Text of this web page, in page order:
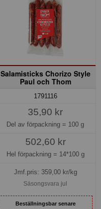
Salamisticks Chorizo Style
Paul och Thom
1791116
35,90 kr
Del av förpackning = 100 g
502,60 kr
Hel förpackning = 14*100 g
Jmf.pris: 359,00kr/kg
Säsongsvara jul
Beställningsbar senare